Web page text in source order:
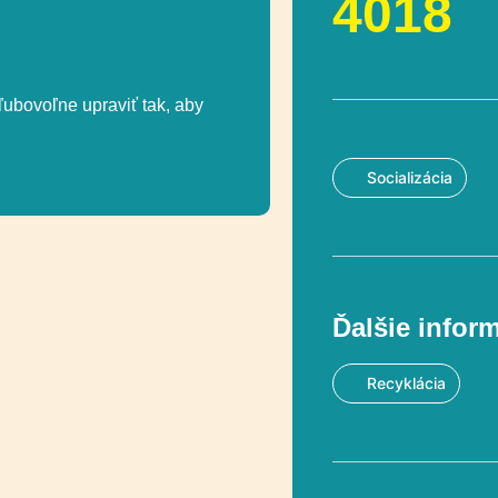
upraviť tak, aby
4018
Socializácia
Ďalšie
Recyklácia